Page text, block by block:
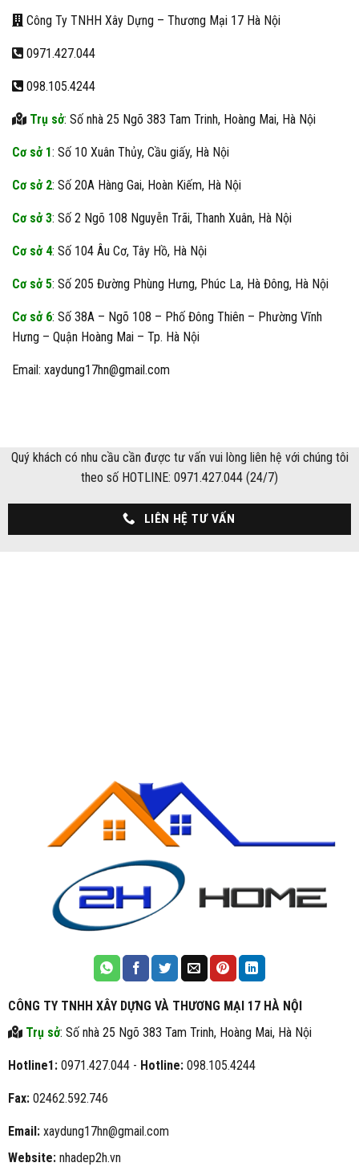
Công Ty TNHH Xây Dựng – Thương Mại 17 Hà Nội
0971.427.044
098.105.4244
Trụ sở: Số nhà 25 Ngõ 383 Tam Trinh, Hoàng Mai, Hà Nội
Cơ sở 1: Số 10 Xuân Thủy, Cầu giấy, Hà Nội
Cơ sở 2: Số 20A Hàng Gai, Hoàn Kiếm, Hà Nội
Cơ sở 3: Số 2 Ngõ 108 Nguyễn Trãi, Thanh Xuân, Hà Nội
Cơ sở 4: Số 104 Âu Cơ, Tây Hồ, Hà Nội
Cơ sở 5: Số 205 Đường Phùng Hưng, Phúc La, Hà Đông, Hà Nội
Cơ sở 6: Số 38A – Ngõ 108 – Phố Đông Thiên – Phường Vĩnh
Hưng – Quận Hoàng Mai – Tp. Hà Nội
Email: xaydung17hn@gmail.com
Quý khách có nhu cầu cần được tư vấn vui lòng liên hệ với chúng tôi
theo số HOTLINE: 0971.427.044 (24/7)
LIÊN HỆ TƯ VẤN
CÔNG TY TNHH XÂY DỰNG VÀ THƯƠNG MẠI 17 HÀ NỘI
Trụ sở: Số nhà 25 Ngõ 383 Tam Trinh, Hoàng Mai, Hà Nội
Hotline1:0971.427.044 - Hotline:098.105.4244
Fax:02462.592.746
Email:xaydung17hn@gmail.com
Website:nhadep2h.vn